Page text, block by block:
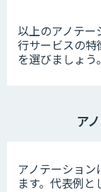
以上のアノテ
行サービスの
を選びましょう。
ア
アノテーショ
ます。代表例と